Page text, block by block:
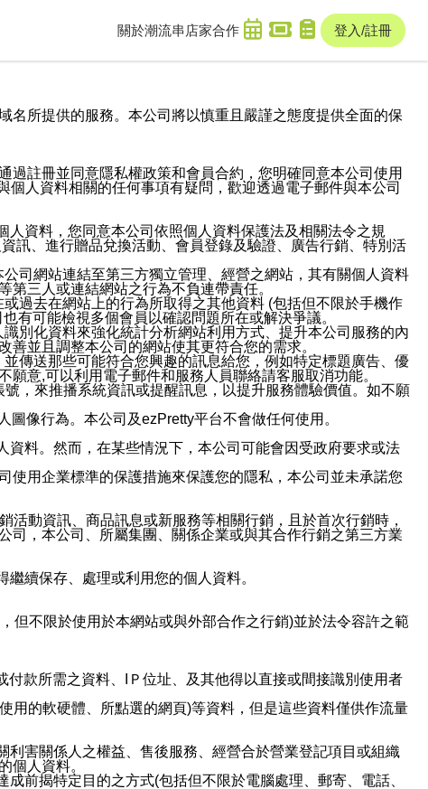
關於潮流串 店家合作 登入/註冊
名所提供的服務。本公司將以慎重且嚴謹之態度提供全面的保
註冊並同意隱私權政策和會員合約，您明確同意本公司使用
人資料相關的任何事項有疑問，歡迎透過電子郵件與本公司
資料，您同意本公司依照個人資料保護法及相關法令之規
訊、進行贈品兌換活動、會員登錄及驗證、廣告行銷、特別活
司網站連結至第三方獨立管理、經營之網站，其有關個人資料
三人或連結網站之行為不負連帶責任。
過去在網站上的行為所取得之其他資料 (包括但不限於手機作
有可能檢視多個會員以確認問題所在或解決爭議。
別化資料來強化統計分析網站利用方式、提升本公司服務的內
並且調整本公司的網站使其更符合您的需求。
傳送那些可能符合您興趣的訊息給您，例如特定標題廣告、優
意,可以利用電子郵件和服務人員聯絡請客服取消功能。
，來推播系統資訊或提醒訊息，以提升服務體驗價值。如不願
像行為。本公司及ezPretty平台不會做任何使用。
料。然而，在某些情況下，本公司可能會因受政府要求或法
使用企業標準的保護措施來保護您的隱私，本公司並未承諾您
動資訊、商品訊息或新服務等相關行銷，且於首次行銷時，
司，本公司、所屬集團、關係企業或與其合作行銷之第三方業
續保存、處理或利用您的個人資料。
但不限於使用於本網站或與外部合作之行銷)並於法令容許之範
款所需之資料、IＰ位址、及其他得以直接或間接識別使用者
用的軟硬體、所點選的網頁)等資料，但是這些資料僅供作流量
害關係人之權益、售後服務、經營合於營業登記項目或組織
個人資料。
前揭特定目的之方式(包括但不限於電腦處理、郵寄、電話、